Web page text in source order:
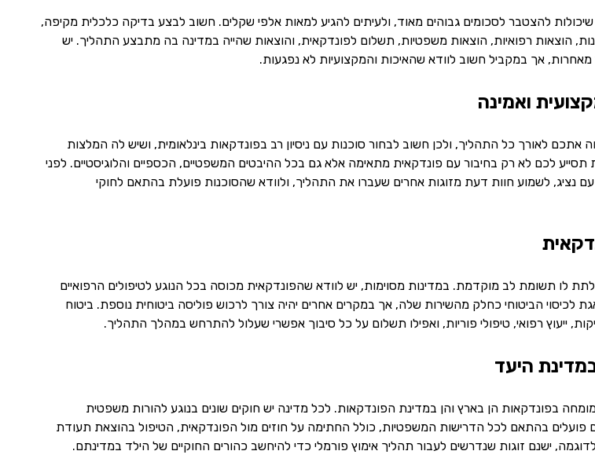
להצטבר לסכומים גבוהים מאוד, ולעיתים להגיע למאות אלפי שקלים. חשוב לבצע בדיקה כלכלית מקיפה,
הוצאות רפואיות, הוצאות משפטיות, תשלום לפונדקאית, והוצאות שהייה במדינה בה מתבצע התהליך. יש
מאחרות, אך במקביל חשוב לוודא שהאיכות והמקצועיות לא נפגעות.
לאורך כל התהליך, ולכן חשוב לבחור סוכנות עם ניסיון רב בפונדקאות בינלאומית, ושיש לה המלצות
תסייע לכם לא רק בחיבור עם פונדקאית מתאימה אלא גם בכל ההיבטים המשפטיים, הכספיים והלוגיסטיים. לפני
נציג, לשמוע חוות דעת מזוגות אחרים שעברו את התהליך, ולוודא שהסוכנות פועלת בהתאם לחוקי
לו תשומת לב מוקדמת. במדינות מסוימות, יש לוודא שהפונדקאית מכוסה בכל הנוגע לטיפולים הרפואיים
לכיסוי הביטוחי כחלק מהשירות שלה, אך במקרים אחרים יהיה צורך לרכוש פוליסה ביטוחית נוספת. ביטוח
ייעוץ רפואי, טיפולי פוריות, ואפילו תשלום על כל סיבוך אפשרי שעלול להתרחש במהלך התהליך.
בפונדקאות הן בארץ והן במדינת הפונדקאות. לכל מדינה יש חוקים שונים בנוגע להורות משפטית
פועלים בהתאם לכל הדרישות המשפטיות, כולל החתימה על חוזים מול הפונדקאית, הטיפול בהוצאת תעודת
ישנם זוגות שנדרשים לעבור תהליך אימוץ פורמלי כדי להיחשב כהורים החוקיים של הילד במדינתם.